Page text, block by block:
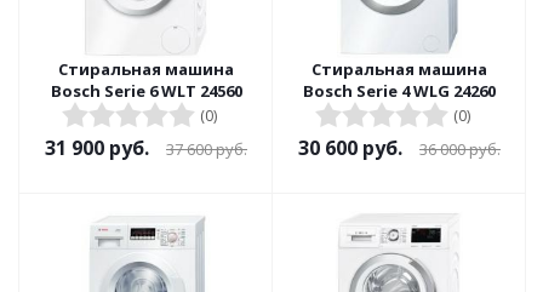
Стиральная машина
Bosch Serie 6 WLT 24560
(0)
31 900 руб. 37 600руб.
Стиральная машина
Bosch Serie 4 WLG 24260
(0)
30 600 руб. 36 000руб.